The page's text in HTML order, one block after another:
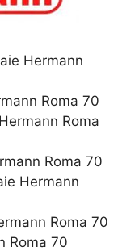
Hermann
Roma 70
Roma
Roma 70
Hermann
Roma 70
Roma 70